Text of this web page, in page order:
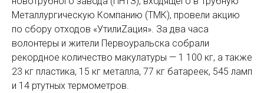
Металлургическую Компанию (ТМК), провели акцию
по сбору отходов «УтилиZация». За два часа
волонтеры и жители Первоуральска собрали
рекордное количество макулатуры — 1 100 кг, а также
23 кг пластика, 15 кг металла, 77 кг батареек, 545 ламп
и 14 ртутных термометров.